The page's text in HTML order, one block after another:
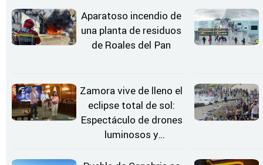
Aparatoso incendio de
una planta de residuos
de Roales del Pan
Zamora vive de lleno el
eclipse total de sol:
Espectáculo de drones
luminosos y